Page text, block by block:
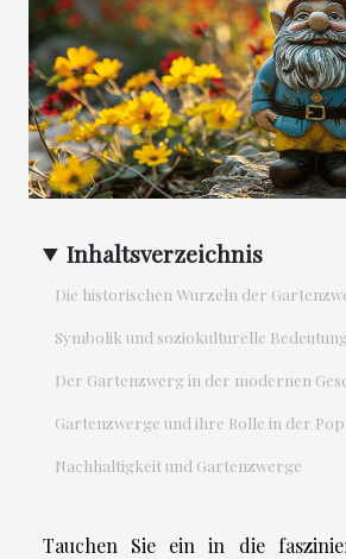
Inhaltsverzeichnis
Die historischen Wurzeln der
Symbolik und soziokulturelle
Der Gartenzwerg in der modernen
Gartenzwerge und ihre Rolle in der
Nachhaltigkeit und Gartenzwerge
Tauchen Sie ein in die